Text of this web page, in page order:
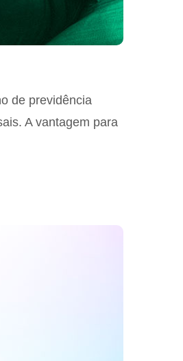
de previdência
A vantagem para